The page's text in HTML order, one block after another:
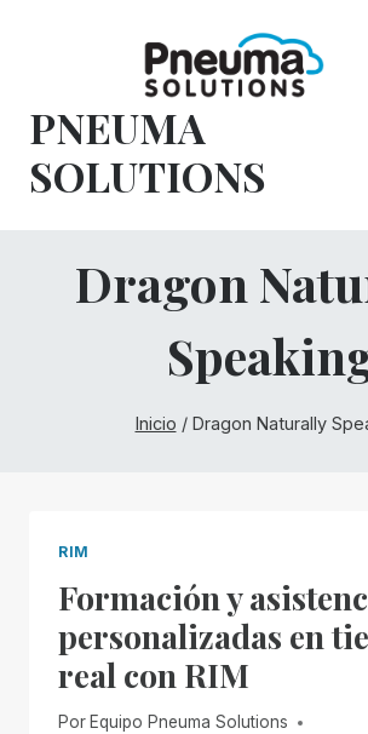
PNEUMA
SOLUTIONS
Dragon
Inicio / Dragon Naturally
RIM
Formación y
personalizadas en
real con RIM
Por Equipo Pneuma Solutions